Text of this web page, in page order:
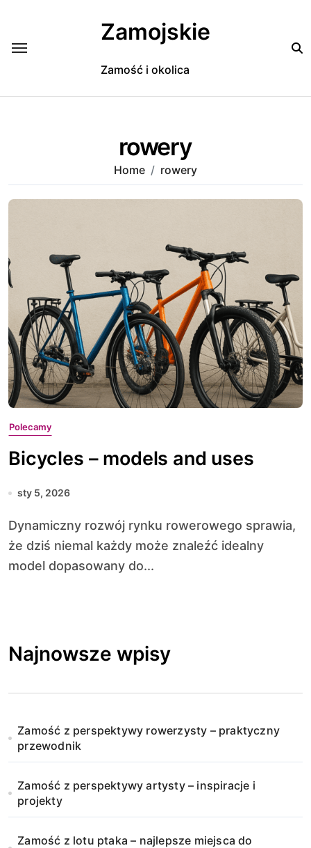
Zamojskie
Zamość i okolica
rowery
Home rowery
Polecamy
Bicycles – models and uses
sty 5, 2026
Dynamiczny rozwój rynku rowerowego sprawia,
że dziś niemal każdy może znaleźć idealny
model dopasowany do...
Najnowsze wpisy
Zamość z perspektywy rowerzysty – praktyczny
przewodnik
Zamość z perspektywy artysty – inspiracje i
projekty
Zamość z lotu ptaka – najlepsze miejsca do